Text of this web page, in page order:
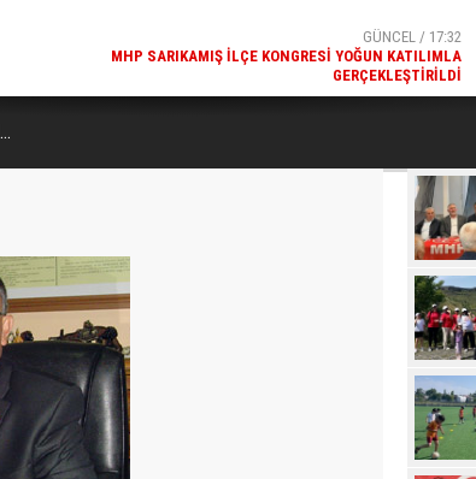
GÜNCEL / 17:08
REKREATIF GEZI TURU, SPORSEVERLERI BIR ARAYA GETIRDI